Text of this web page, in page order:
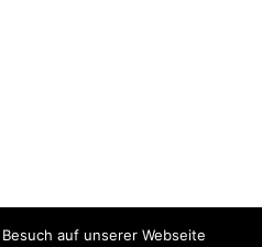
auf unserer Webseite